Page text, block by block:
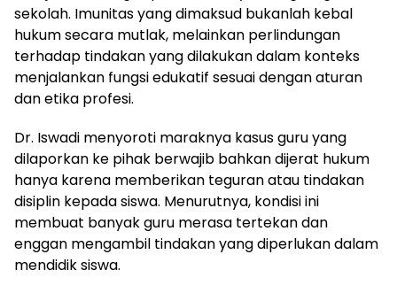
sekolah. Imunitas yang dimaksud bukanlah kebal
hukum secara mutlak, melainkan perlindungan
terhadap tindakan yang dilakukan dalam konteks
menjalankan fungsi edukatif sesuai dengan aturan
dan etika profesi.
Dr. Iswadi menyoroti maraknya kasus guru yang
dilaporkan ke pihak berwajib bahkan dijerat hukum
hanya karena memberikan teguran atau tindakan
disiplin kepada siswa. Menurutnya, kondisi ini
membuat banyak guru merasa tertekan dan
enggan mengambil tindakan yang diperlukan dalam
mendidik siswa.